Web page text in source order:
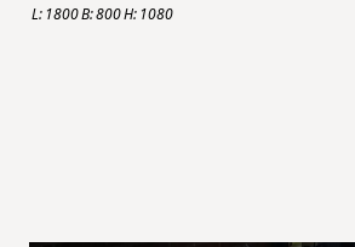
L: 1800B:800H: 1080